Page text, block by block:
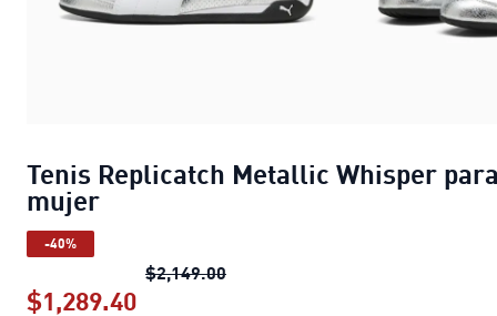
Tenis Replicatch Metallic Whisper
mujer
-40%
$2,149.00Tenis Replicatch Metallic
$1,289.40